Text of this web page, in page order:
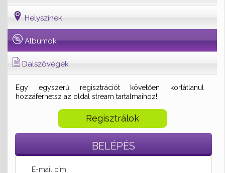
Helyszínek
Albumok
Dalszövegek
Egy egyszerű regisztrációt követően korlátlanul
hozzáférhetsz az oldal stream tartalmaihoz!
Regisztrálok
BELÉPÉS
E-mail cím